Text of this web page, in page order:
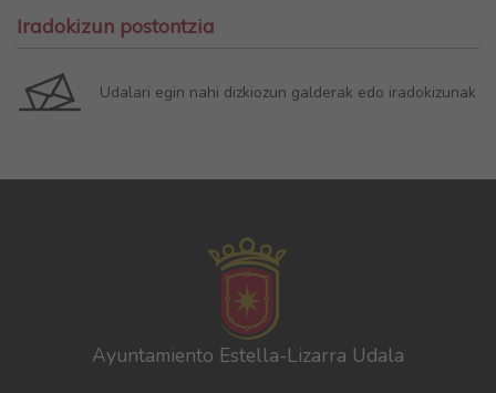
Iradokizun postontzia
Udalari egin nahi dizkiozun galderak edo iradokizunak
Ayuntamiento Estella-Lizarra Udala